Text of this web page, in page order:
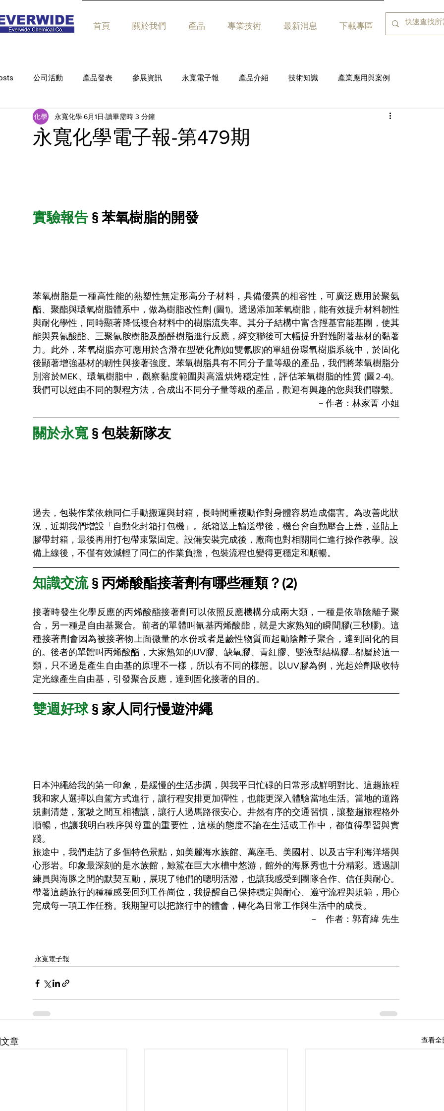
首頁 關於我們 產品 專業技術 最新消息 下載專區
公司活動 產品發表 參展資訊 永寬電子報 產品介紹 技術知識 產業應用與案例
永寬化學電子報-第479期
永寬化學6月1日 讀畢需時 3 分鐘
實驗報告 § 苯氧樹脂的開發
苯氧樹脂是一種高性能的熱塑性無定形高分子材料，具備優異的相容性，可廣泛應用於聚氨
酯、聚酯與環氧樹脂體系中，做為樹脂改性劑 (圖1)。透過添加苯氧樹脂，能有效提升材料韌性
與耐化學性，同時顯著降低複合材料中的樹脂流失率。其分子結構中富含羥基官能基團，使其
能與異氰酸酯、三聚氰胺樹脂及酚醛樹脂進行反應，經交聯後可大幅提升對難附著基材的黏著
力。此外，苯氧樹脂亦可應用於含潛在型硬化劑(如雙氰胺)的單組份環氧樹脂系統中，於固化
後顯著增強基材的韌性與接著強度。苯氧樹脂具有不同分子量等級的產品，我們將苯氧樹脂分
別溶於MEK、環氧樹脂中，觀察黏度範圍與高溫烘烤穩定性，評估苯氧樹脂的性質 (圖2-4)。
我們可以經由不同的製程方法，合成出不同分子量等級的產品，歡迎有興趣的您與我們聯繫。
－作者：林家菁 小姐
關於永寬 § 包裝新隊友
過去，包裝作業依賴同仁手動搬運與封箱，長時間重複動作對身體容易造成傷害。為改善此狀
況，近期我們增設「自動化封箱打包機」。紙箱送上輸送帶後，機台會自動壓合上蓋，並貼上
膠帶封箱，最後再用打包帶束緊固定。設備安裝完成後，廠商也對相關同仁進行操作教學。設
備上線後，不僅有效減輕了同仁的作業負擔，包裝流程也變得更穩定和順暢。
知識交流 § 丙烯酸酯接著劑有哪些種類？(2)
接著時發生化學反應的丙烯酸酯接著劑可以依照反應機構分成兩大類，一種是依靠陰離子聚
合，另一種是自由基聚合。前者的單體叫氰基丙烯酸酯，就是大家熟知的瞬間膠(三秒膠)。這
種接著劑會因為被接著物上面微量的水份或者是鹼性物質而起動陰離子聚合，達到固化的目
的。後者的單體叫丙烯酸酯，大家熟知的UV膠、缺氧膠、青紅膠、雙液型結構膠…都屬於這一
類，只不過是產生自由基的原理不一樣，所以有不同的樣態。以UV膠為例，光起始劑吸收特
定光線產生自由基，引發聚合反應，達到固化接著的目的。
雙週好球 § 家人同行慢遊沖繩
日本沖繩給我的第一印象，是緩慢的生活步調，與我平日忙碌的日常形成鮮明對比。這趟旅程
我和家人選擇以自駕方式進行，讓行程安排更加彈性，也能更深入體驗當地生活。當地的道路
規劃清楚，駕駛之間互相禮讓，讓行人過馬路很安心。井然有序的交通習慣，讓整趟旅程格外
順暢，也讓我明白秩序與尊重的重要性，這樣的態度不論在生活或工作中，都值得學習與實
踐。
旅途中，我們走訪了多個特色景點，如美麗海水族館、萬座毛、美國村、以及古宇利海洋塔與
心形岩。印象最深刻的是水族館，鯨鯊在巨大水槽中悠游，館外的海豚秀也十分精彩。透過訓
練員與海豚之間的默契互動，展現了牠們的聰明活潑，也讓我感受到團隊合作、信任與耐心。
帶著這趟旅行的種種感受回到工作崗位，我提醒自己保持穩定與耐心、遵守流程與規範，用心
完成每一項工作任務。我期望可以把旅行中的體會，轉化為日常工作與生活中的成長。
－   作者：郭育緯 先生
永寬電子報
章 查看全